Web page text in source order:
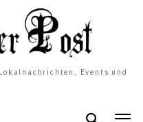
Events und